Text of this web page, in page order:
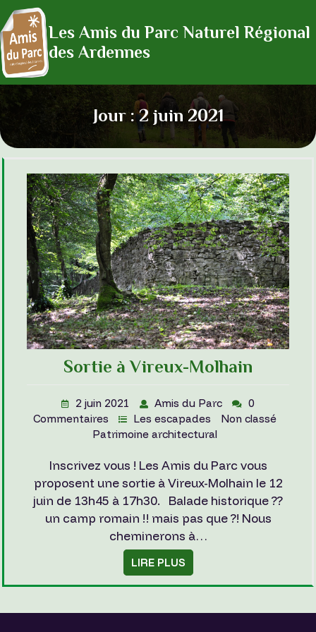
Les Amis du Parc Naturel Régional
des Ardennes
Jour :2 juin 2021
Sortie à Vireux-Molhain
2 juin 2021 Amis du Parc
0
Commentaires
Les escapades
Non classé
Patrimoine architectural
Inscrivez vous ! Les Amis du Parc vous
proposent une sortie à Vireux-Molhain le 12
juin de 13h45 à 17h30. Balade historique ??
un camp romain !! mais pas que ?! Nous
cheminerons à…
LIRE PLUS